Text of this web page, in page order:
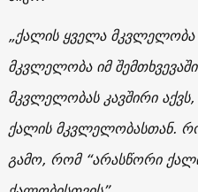
„ქალის ყველა
მკვლელობა იმ
მკვლელობას კავშირი
ქალის მკვლელობასთან.
გამო, რომ “არასწორი